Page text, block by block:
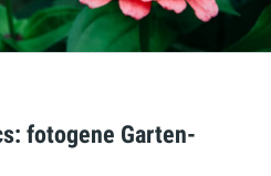
fotogene Garten-